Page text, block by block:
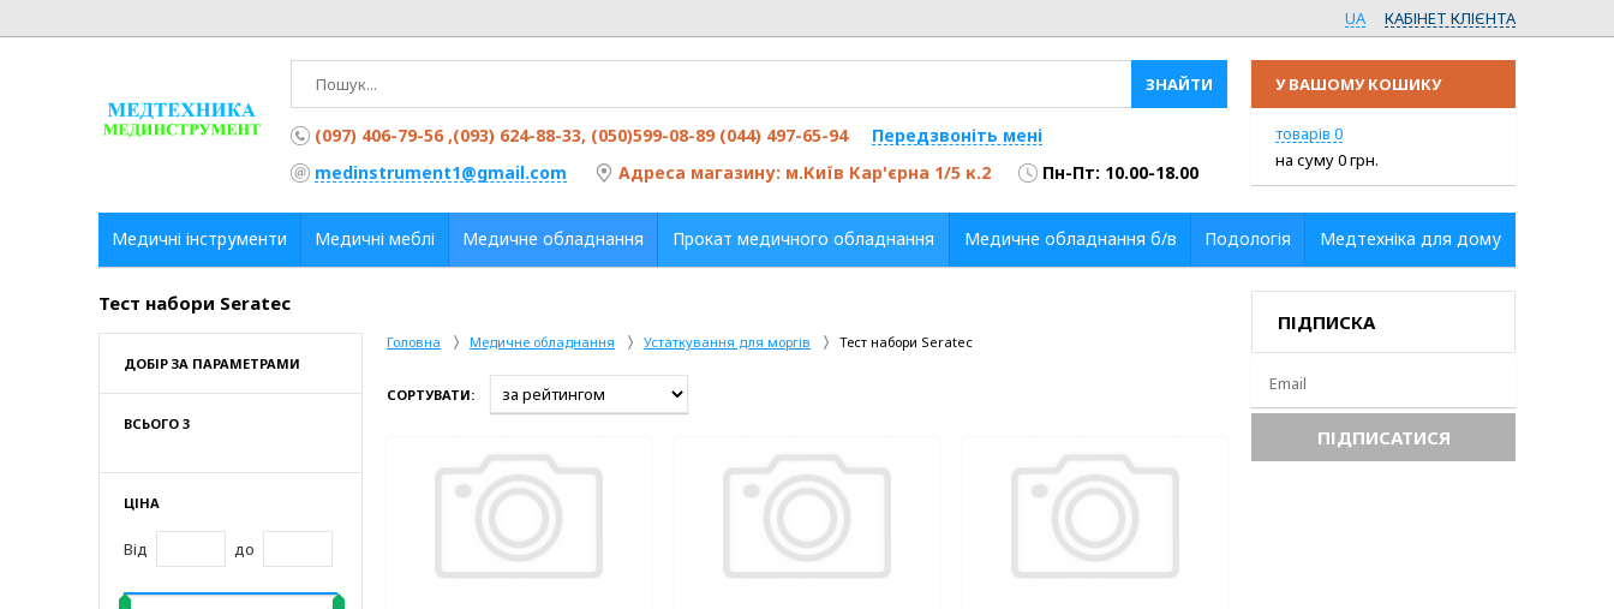
Тест набори Seratec
Головна Медичне обладнання Устаткування для моргів Тест набори Seratec
СОРТУВАТИ:
ДОБІР ЗА ПАРАМЕТРАМИ
ВСЬОГО 3
ЦІНА
Від до
ПІДПИСКА
UA КАБІНЕТ КЛІЄНТА
(097) 406-79-56 ,(093) 624-88-33, (050)599-08-89 (044) 497-65-94
Передзвоніть мені
medinstrument1@gmail.com
Адреса магазину: м.Київ Кар'єрна 1/5 к.2 Пн-Пт: 10.00-18.00
У ВАШОМУ КОШИКУ
ПЕРЕЙТИ У КОШИК
товарів 0
на суму0грн.
Медичні інструменти Медичні меблі Медичне обладнання Прокат медичного обладнання Медичне обладнання б/в Подологія Медтехніка для дому